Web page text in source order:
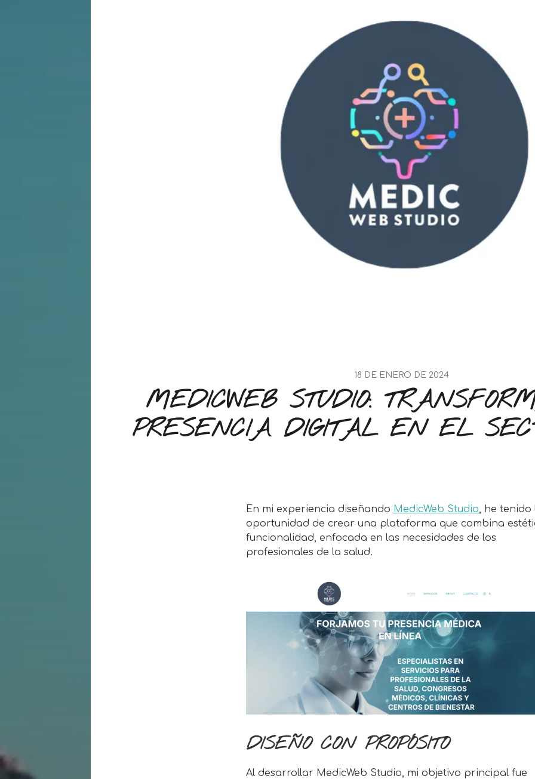
18 DE ENERO DE 2024
MEDICWEB STUDIO:
PRESENCIA DIGITAL EN EL
En mi experiencia diseñando MedicWeb Studio, he tenido
oportunidad de crear una plataforma que combina
funcionalidad, enfocada en las necesidades de los
profesionales de la salud.
DISEÑO CON PROPÓSITO
Al desarrollar MedicWeb Studio, mi objetivo principal fue